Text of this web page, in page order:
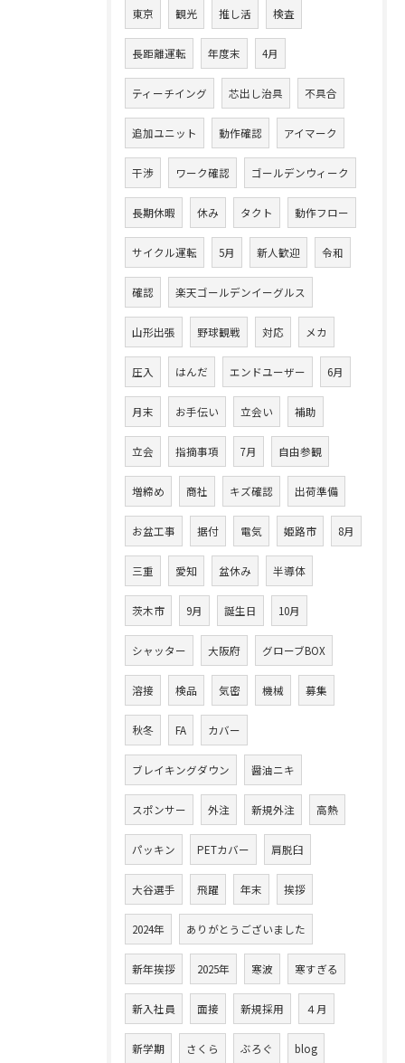
東京 観光 推し活 検査
長距離運転 年度末 4月
ティーチイング 芯出し治具 不具合
追加ユニット 動作確認 アイマーク
干渉 ワーク確認 ゴールデンウィーク
長期休暇 休み タクト 動作フロー
サイクル運転 5月 新人歓迎 令和
確認 楽天ゴールデンイーグルス
山形出張 野球観戦 対応 メカ
圧入 はんだ エンドユーザー 6月
月末 お手伝い 立会い 補助
立会 指摘事項 7月 自由参観
増締め 商社 キズ確認 出荷準備
お盆工事 据付 電気 姫路市 8月
三重 愛知 盆休み 半導体
茨木市 9月 誕生日 10月
シャッター 大阪府 グローブBOX
溶接 検品 気密 機械 募集
秋冬 FA カバー
ブレイキングダウン 醤油ニキ
スポンサー 外注 新規外注 高熱
パッキン PETカバー 肩脱臼
大谷選手 飛躍 年末 挨拶
2024年 ありがとうございました
新年挨拶 2025年 寒波 寒すぎる
新入社員 面接 新規採用 ４月
新学期 さくら ぶろぐ blog